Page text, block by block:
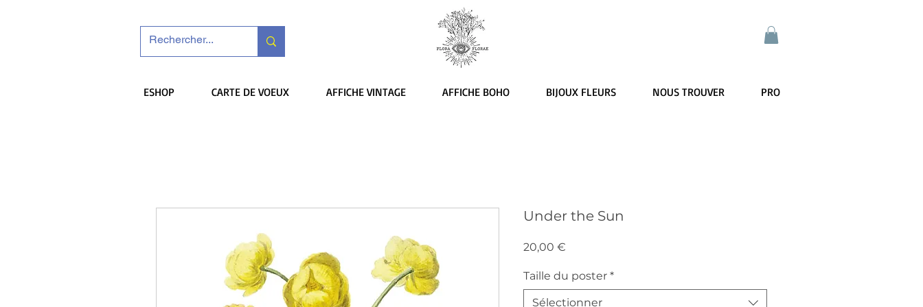
ESHOP CARTE DE VOEUX AFFICHE VINTAGE AFFICHE BOHO BIJOUX FLEURS NOUS TROUVER PRO
Under the Sun
20,00 €
Taille du poster *
Sélectionner